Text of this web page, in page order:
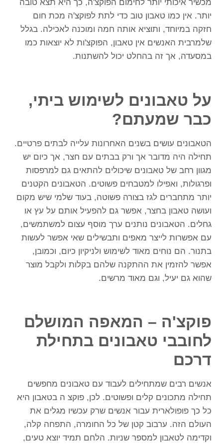
מכשיר איכותי יותר לחימום הפוקצ'ה, כך היא תצא טובה
יותר. אין כמו טאבון טוב כדי לתת לפוקצ'ה מכת חום
חזקה במיוחד, ותוציא אותה חמה ומוכנה לאכילה. בגלל
שלמרבית האנשים אין טאבון, הפוקצ'ות לא יוצאות כמו
במסעדה, אך זה בהחלט יכול להשתנות.
על טאבונים לשימוש ביתי,
כבר שמעתם?
הטאבונים עושים בשנים האחרונות עלייה לבתים פרטיים.
תחילה היה מדובר אך ורק בבתים עם חצר, אך כיום יש
מגוון רחב של טאבונים שיכולים להתאים גם למרפסות
ופרגולות, ואפילו למטבחים פשוטים. הטאבונים הקטנים
יותר מתחברים לגז בצורה פשוטה, בעוד שלמי שיש מקום
ועושה טאבון בחצר, אפשר גם להפעיל אותם על עץ או
גחלים. הטאבונים נותנים ערך מוסף עצום למשתמשים,
עם אפשרות לייצר מאפים ותבשילים שאי אפשר לעשות
בתנור. הם נוחים מאוד לשימוש ולניקיון כיום, וכמובן,
אפשר להזמין את ההתקנה שלהם בקלות ולקבל מוצר
שהוא גם יעיל, וגם מאוד מרשים.
פוקצ'ה – המאפה המושלם
לחובבי טאבונים בתחילת
דרכם
אנשים רבים שמתחילים לעבוד עם טאבונים מחפשים
תחילה מתכונים קלים ופשוטים. לכן,פוקצ ה בטאבון היא
כל כך פופולארית עבור אנשים שרק עכשיו מגלים את
העולם הזה. ערבוב קטן של כל החומרה, התפחה קלה,
וקדימה לטאבון למספר שניות. הלחם תמיד יוצא טעים,